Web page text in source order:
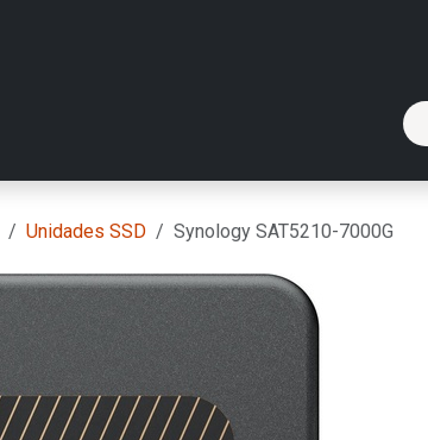
Unidades SSD Synology SAT5210-7000G